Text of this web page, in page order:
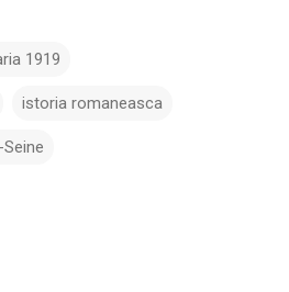
1919
istoria romaneasca